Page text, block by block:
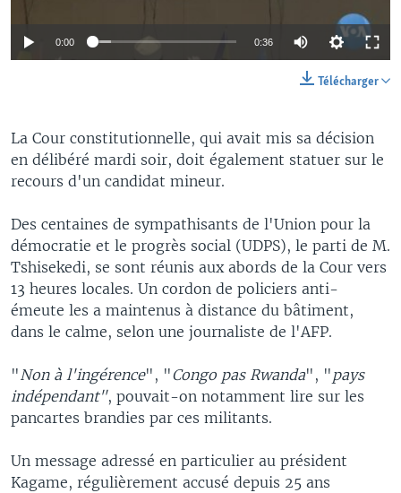
0:00 0:36
Télécharger
La Cour constitutionnelle, qui avait mis sa décision
en délibéré mardi soir, doit également statuer sur le
recours d'un candidat mineur.
Des centaines de sympathisants de l'Union pour la
démocratie et le progrès social (UDPS), le parti de M.
Tshisekedi, se sont réunis aux abords de la Cour vers
13 heures locales. Un cordon de policiers anti-
émeute les a maintenus à distance du bâtiment,
dans le calme, selon une journaliste de l'AFP.
" Non à l'ingérence", "Congo pas Rwanda", " pays
indépendant", pouvait-on notamment lire sur les
pancartes brandies par ces militants.
Un message adressé en particulier au président
Kagame, régulièrement accusé depuis 25 ans